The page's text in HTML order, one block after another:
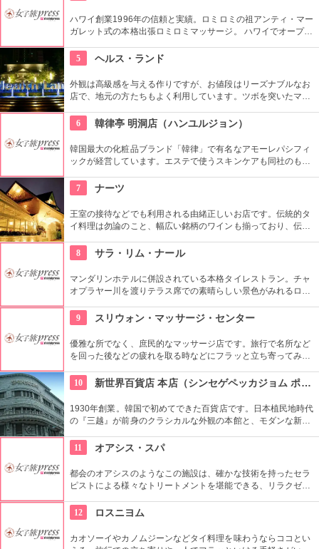
ハワイ創業1996年の信頼と実績。ロミロミの祖アンティ・マー
ガレット式の本格出張ロミロミマッサージ。 ハワイでオープン
在はホテル出張のみの営業。
5 ヘルス・ランド
外観は高級感を与える作りですが、お値段はリーズナブルなお
店で、地元の方たちもよく利用しています。ツボを突いたマッ
6
韓律亭 明洞店（ハンユルジョン）
韓国最大の化粧品ブランド「韓律」で有名なアモーレパシフィ
ックが経営しています。エステで使うスキンケアも同社のもの
す。
7 ナーツ
王室の接待などでも利用される由緒正しいお店です。伝統的タ
イ料理は勿論のこと、幅広い銘柄のワインも揃っており、伝統
8
サラ・リム・ナール
マンダリンホテルに併設されている本格タイレストラン。チャ
オプラヤー川を渡りテラス席での素晴らしい景色がみれるロケ
食事ができる。
9 スリウォン・マッサージ・センター
優雅な所でなく、庶民的なマッサージ店です。旅行で名所など
を回った後などの疲れを取る時などにフラッと立ち寄ってみる
確かです。
10 新世界百貨店 本店（シンセゲペッカジョム ポンジョム）
1930年創業。韓国で初めてできた百貨店です。日本植民地時代
の『三越』が前身のクラシカルな外観の本館と、モダンな新館
の中でも富裕層を対象とした品揃えが多く、ゆっくりとお買い
物ができます。
11 オアシス・スパ
都会のオアシスのようなこの施設は、確かな技術を持ったセラ
ピストによる様々なトリートメントを堪能できる、リラクゼー
り、たくさんの欧米人やタイの有名人も来店しています。
12 ロスニヨム
カオソーイやカノムジーンなどタイ料理を味わうならココとい